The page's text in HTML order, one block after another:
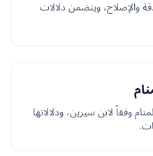
والإصلاح، ويتضمن دلالات
وفقاً لابن سيرين، ودلالاتها